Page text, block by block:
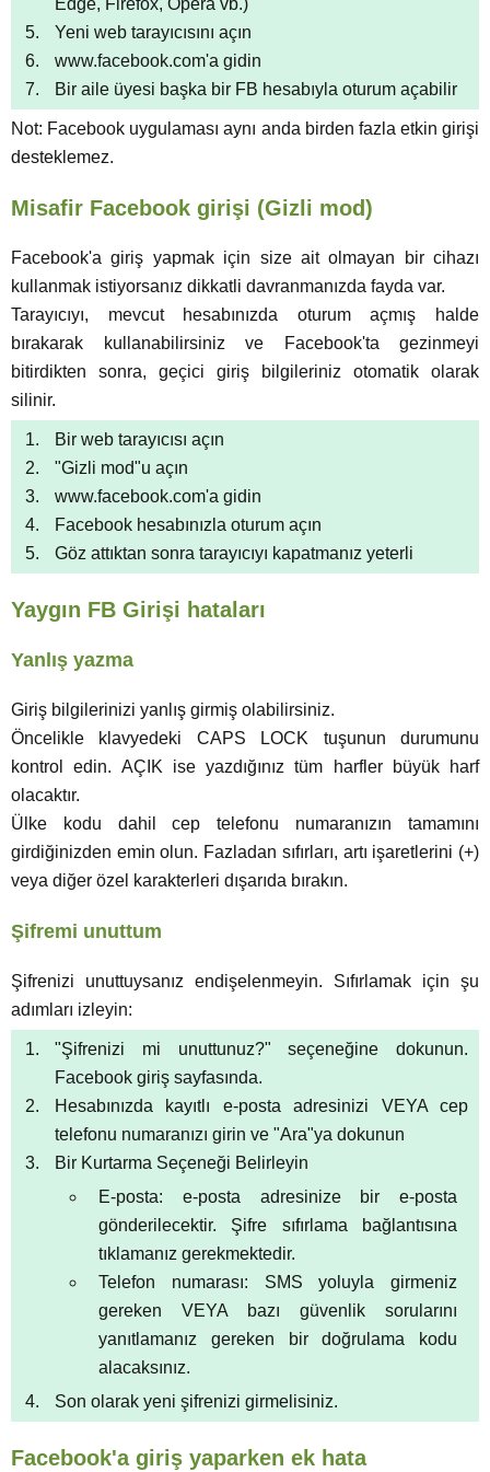
Edge, Firefox, Opera vb.)
Yeni web tarayıcısını açın
www.facebook.com'a gidin
Bir aile üyesi başka bir FB hesabıyla oturum açabilir
Not: Facebook uygulaması aynı anda birden fazla etkin girişi
desteklemez.
Misafir Facebook girişi (Gizli mod)
Facebook'a giriş yapmak için size ait olmayan bir cihazı
kullanmak istiyorsanız dikkatli davranmanızda fayda var.
Tarayıcıyı, mevcut hesabınızda oturum açmış halde
bırakarak kullanabilirsiniz ve Facebook'ta gezinmeyi
bitirdikten sonra, geçici giriş bilgileriniz otomatik olarak
silinir.
Bir web tarayıcısı açın
"Gizli mod"u açın
www.facebook.com'a gidin
Facebook hesabınızla oturum açın
Göz attıktan sonra tarayıcıyı kapatmanız yeterli
Yaygın FB Girişi hataları
Yanlış yazma
Giriş bilgilerinizi yanlış girmiş olabilirsiniz.
Öncelikle klavyedeki CAPS LOCK tuşunun durumunu
kontrol edin. AÇIK ise yazdığınız tüm harfler büyük harf
olacaktır.
Ülke kodu dahil cep telefonu numaranızın tamamını
girdiğinizden emin olun. Fazladan sıfırları, artı işaretlerini (+)
veya diğer özel karakterleri dışarıda bırakın.
Şifremi unuttum
Şifrenizi unuttuysanız endişelenmeyin. Sıfırlamak için şu
adımları izleyin:
"Şifrenizi mi unuttunuz?" seçeneğine dokunun.
Facebook giriş sayfasında.
Hesabınızda kayıtlı e-posta adresinizi VEYA cep
telefonu numaranızı girin ve "Ara"ya dokunun
Bir Kurtarma Seçeneği Belirleyin
E-posta: e-posta adresinize bir e-posta
gönderilecektir. Şifre sıfırlama bağlantısına
tıklamanız gerekmektedir.
Telefon numarası: SMS yoluyla girmeniz
gereken VEYA bazı güvenlik sorularını
yanıtlamanız gereken bir doğrulama kodu
alacaksınız.
Son olarak yeni şifrenizi girmelisiniz.
Facebook'a giriş yaparken ek hata